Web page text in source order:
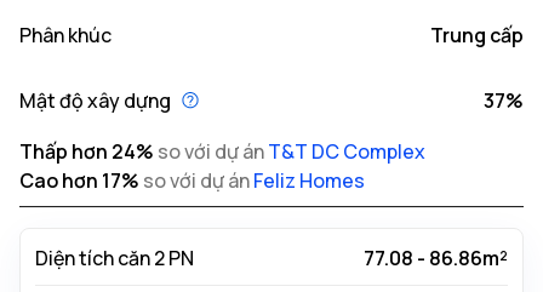
Phân khúc Trung cấp
Mật độ xây dựng
37%
Thấp hơn 24% so với dự ánT&T DC Complex
Cao hơn 17% so với dự ánFeliz Homes
Diện tích căn 2 PN 77.08 - 86.86m²